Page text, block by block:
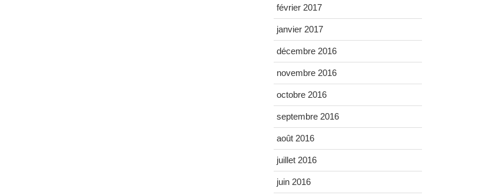
février 2017
janvier 2017
décembre 2016
novembre 2016
octobre 2016
septembre 2016
août 2016
juillet 2016
juin 2016